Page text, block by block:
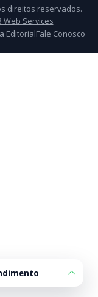
direitos reservados.
Web Services
EditorialFale Conosco